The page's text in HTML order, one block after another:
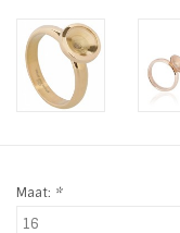
LIFESTYLE PRODUCTEN
SALE
Maat: *